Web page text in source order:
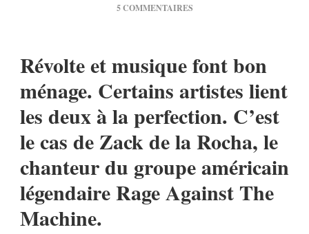
5 COMMENTAIRESSUR
CRI
ZACK
DE
LA
ROCHA
Révolte et musique font bon
ménage. Certains artistes lient
les deux à la perfection. C’est
le cas de Zack de la Rocha, le
chanteur du groupe américain
légendaire Rage Against The
Machine.